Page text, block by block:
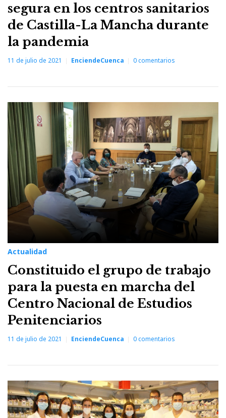
segura en los centros sanitarios
de Castilla-La Mancha durante
la pandemia
11 de julio de 2021 EnciendeCuenca 0comentarios
Actualidad
Constituido el grupo de trabajo
para la puesta en marcha del
Centro Nacional de Estudios
Penitenciarios
11 de julio de 2021 EnciendeCuenca 0comentarios